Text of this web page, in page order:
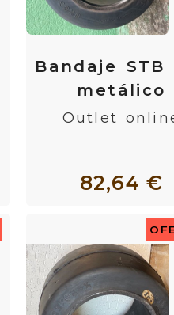
Bandaje STB
metálico
Outlet
82,64 €